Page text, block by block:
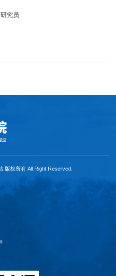
究员
版权所有 All Right Reserved.